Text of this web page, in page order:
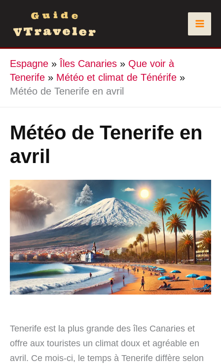
contenu
Espagne » Îles Canaries » Que voir à
Tenerife » Météo et climat de Ténérife »
Météo de Tenerife en avril
Météo de Tenerife en
avril
Tenerife est la plus grande des îles Canaries et
offre aux touristes un climat doux et agréable en
avril. Ce mois-ci, le temps à Tenerife diffère selon